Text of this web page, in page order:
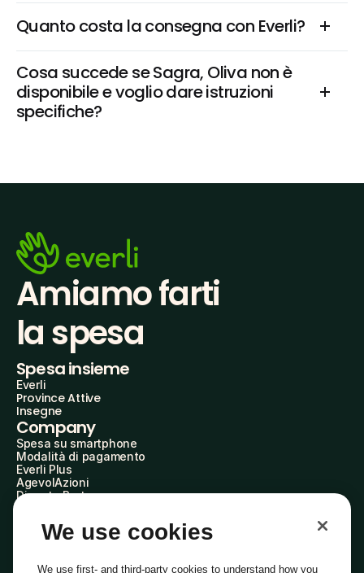
Quanto costa la consegna con Everli?
Cosa succede se Sagra, Oliva non è
disponibile e voglio dare istruzioni
specifiche?
Amiamo farti
la spesa
Spesa insieme
Everli
Province Attive
Insegne
Company
Spesa su smartphone
Modalità di pagamento
Everli Plus
AgevolAzioni
Diventa Partner
Everli Shoppers
About Us
Everli News
We use cookies
We use first- and third-party cookies to understand how you